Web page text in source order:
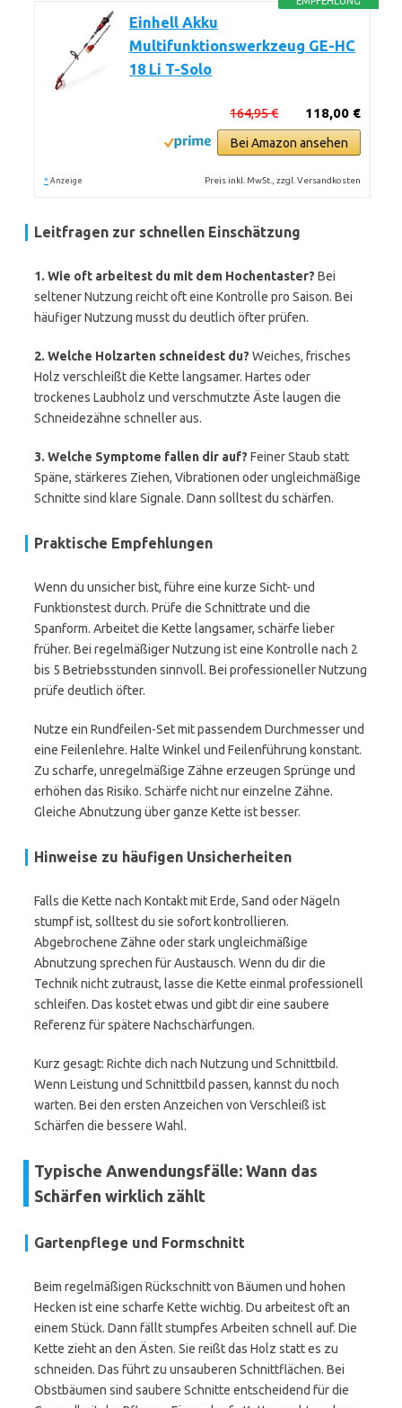
Einhell Akku
Multifunktionswerkzeug GE-HC
18 Li T-Solo
118,00 €
164,95 €
Bei Amazon ansehen
* Anzeige Preis inkl. MwSt., zzgl. Versandkosten
Leitfragen zur schnellen Einschätzung
1. Wie oft arbeitest du mit dem Hochentaster? Bei
seltener Nutzung reicht oft eine Kontrolle pro Saison. Bei
häufiger Nutzung musst du deutlich öfter prüfen.
2. Welche Holzarten schneidest du? Weiches, frisches
Holz verschleißt die Kette langsamer. Hartes oder
trockenes Laubholz und verschmutzte Äste laugen die
Schneidezähne schneller aus.
3. Welche Symptome fallen dir auf? Feiner Staub statt
Späne, stärkeres Ziehen, Vibrationen oder ungleichmäßige
Schnitte sind klare Signale. Dann solltest du schärfen.
Praktische Empfehlungen
Wenn du unsicher bist, führe eine kurze Sicht- und
Funktionstest durch. Prüfe die Schnittrate und die
Spanform. Arbeitet die Kette langsamer, schärfe lieber
früher. Bei regelmäßiger Nutzung ist eine Kontrolle nach 2
bis 5 Betriebsstunden sinnvoll. Bei professioneller Nutzung
prüfe deutlich öfter.
Nutze ein Rundfeilen-Set mit passendem Durchmesser und
eine Feilenlehre. Halte Winkel und Feilenführung konstant.
Zu scharfe, unregelmäßige Zähne erzeugen Sprünge und
erhöhen das Risiko. Schärfe nicht nur einzelne Zähne.
Gleiche Abnutzung über ganze Kette ist besser.
Hinweise zu häufigen Unsicherheiten
Falls die Kette nach Kontakt mit Erde, Sand oder Nägeln
stumpf ist, solltest du sie sofort kontrollieren.
Abgebrochene Zähne oder stark ungleichmäßige
Abnutzung sprechen für Austausch. Wenn du dir die
Technik nicht zutraust, lasse die Kette einmal professionell
schleifen. Das kostet etwas und gibt dir eine saubere
Referenz für spätere Nachschärfungen.
Kurz gesagt: Richte dich nach Nutzung und Schnittbild.
Wenn Leistung und Schnittbild passen, kannst du noch
warten. Bei den ersten Anzeichen von Verschleiß ist
Schärfen die bessere Wahl.
Typische Anwendungsfälle: Wann das
Schärfen wirklich zählt
Gartenpflege und Formschnitt
Beim regelmäßigen Rückschnitt von Bäumen und hohen
Hecken ist eine scharfe Kette wichtig. Du arbeitest oft an
einem Stück. Dann fällt stumpfes Arbeiten schnell auf. Die
Kette zieht an den Ästen. Sie reißt das Holz statt es zu
schneiden. Das führt zu unsauberen Schnittflächen. Bei
Obstbäumen sind saubere Schnitte entscheidend für die